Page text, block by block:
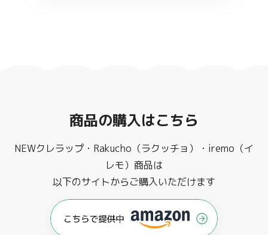
商品の購入はこちら
NEWクレラップ・Rakucho（ラクッチョ）・iremo（イ
レモ）商品は
以下のサイトからご購入いただけます